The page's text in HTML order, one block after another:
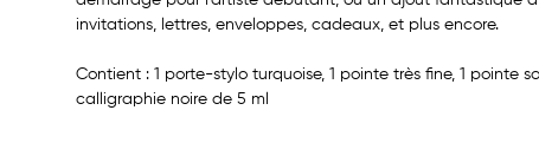
invitations, lettres, enveloppes, cadeaux, et plus encore.
Contient : 1 porte-stylo turquoise, 1 pointe très fine, 1 pointe
calligraphie noire de 5 ml